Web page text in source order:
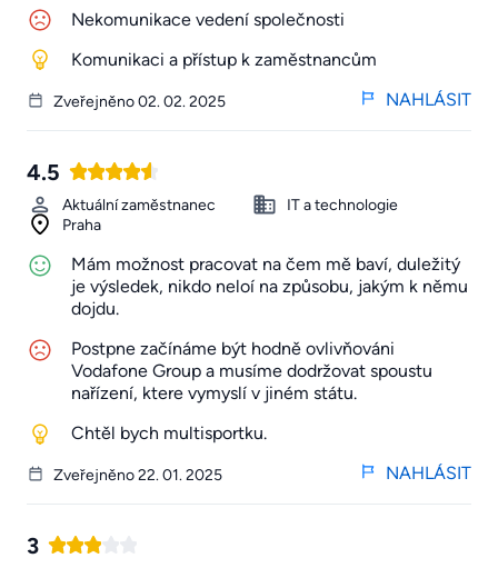
Nekomunikace vedení společnosti
Komunikaci a přístup k zaměstnancům
Zveřejněno 02. 02. 2025 NAHLÁSIT
4.5
Aktuální zaměstnanec
IT a technologie
Praha
Mám možnost pracovat na čem mě baví, duležitý
je výsledek, nikdo neloí na způsobu, jakým k němu
dojdu.
Postpne začínáme být hodně ovlivňováni
Vodafone Group a musíme dodržovat spoustu
nařízení, ktere vymyslí v jiném státu.
Chtěl bych multisportku.
Zveřejněno 22. 01. 2025 NAHLÁSIT
3